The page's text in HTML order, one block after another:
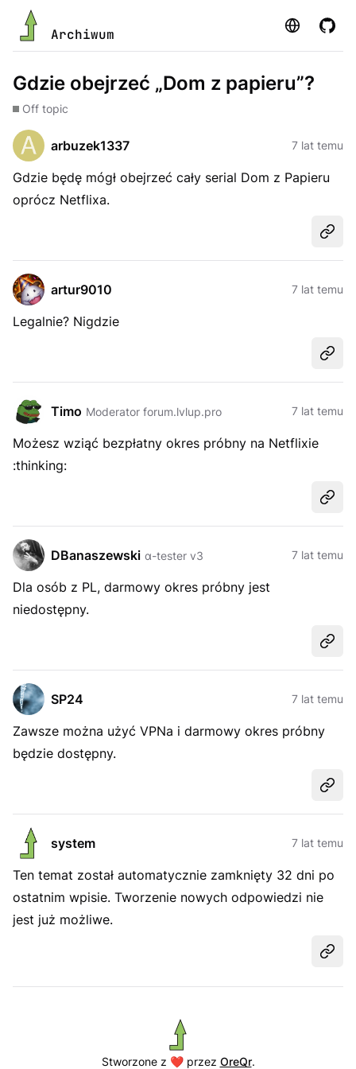
Archiwum Strona
Gdzie obejrzeć „Dom z papieru”?
Off topic
arbuzek1337 7 lat temu
Gdzie będę mógł obejrzeć cały serial Dom z Papieru
oprócz Netflixa.
artur9010 7 lat temu
Legalnie? Nigdzie
Timo Moderator forum.lvlup.pro 7 lat temu
Możesz wziąć bezpłatny okres próbny na Netflixie
:thinking:
DBanaszewski α-tester v3 7 lat temu
Dla osób z PL, darmowy okres próbny jest
niedostępny.
SP24 7 lat temu
Zawsze można użyć VPNa i darmowy okres próbny
będzie dostępny.
system 7 lat temu
Ten temat został automatycznie zamknięty 32 dni po
ostatnim wpisie. Tworzenie nowych odpowiedzi nie
jest już możliwe.
Stworzone z ❤️ przez OreQr.